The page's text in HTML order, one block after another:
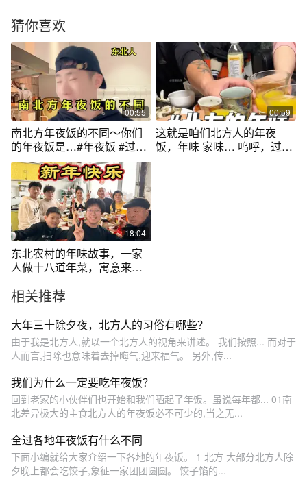
猜你喜欢
00:55
南北方年夜饭的不同～你们
的年夜饭是…#年夜饭 #过年
#春节 #南北差异
00:59
这就是咱们北方人的年夜
饭，年味 家味… 呜呼，过年
18:04
东北农村的年味故事，一家
人做十八道年菜，寓意来年
相关推荐
大年三十除夕夜，北方人的习俗有哪些？
由于我是北方人,就以一个北方人的视角来讲述。 我们按照... 而对于
人而言,扫除也意味着去掉晦气,迎来福气。 另外,传...
我们为什么一定要吃年夜饭？
回到老家的小伙伴们也开始和我们晒起了年饭。虽说每年都... 01南
北差异极大的主食北方人的年夜饭必不可少的,当之无...
全过各地年夜饭有什么不同
下面小编就给大家介绍一下各地的年夜饭。 1 北方 大部分北方人除
夕晚上都会吃饺子,象征一家团团圆圆。 饺子馅的...